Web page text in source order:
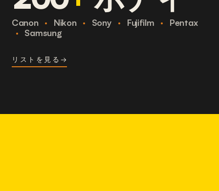
Canon · Nikon · Sony · Fujifilm ·
Pentax
·
Samsung
リストを見る